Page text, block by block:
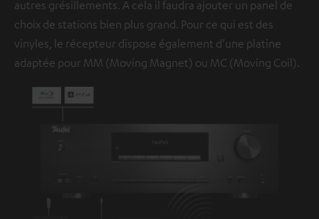
autres grésillements. A cela il faudra ajouter un panel de
choix de stations bien plus grand. Pour ce qui est des
vinyles, le récepteur dispose également d’une platine
adaptée pour MM (Moving Magnet) ou MC (Moving Coil).